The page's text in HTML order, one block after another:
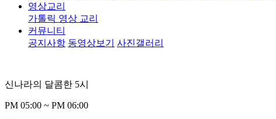
영상교리
가톨릭 영상 교리
커뮤니티
공지사항 동영상보기 사진갤러리
신나라의 달콤한 5시
PM 05:00 ~ PM 06:00